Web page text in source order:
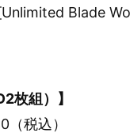
Blade
枚組）】
税込）